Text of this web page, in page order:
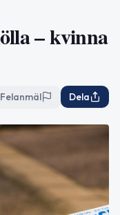
– kvinna
Felanmäl Dela